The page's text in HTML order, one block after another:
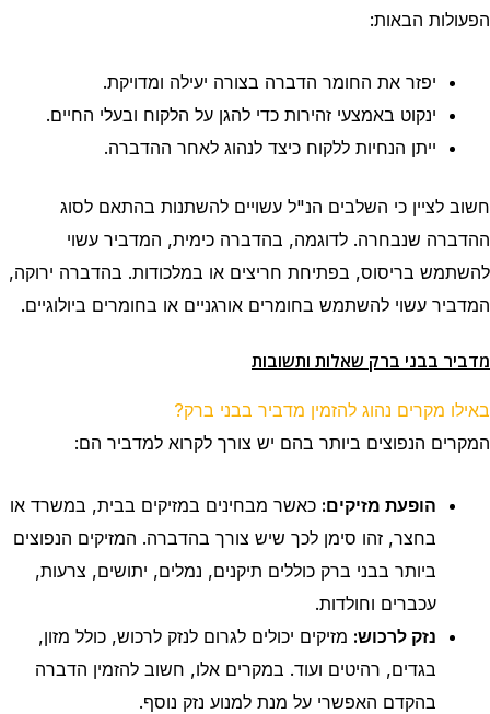
הפעולות הבאות:
יפזר את החומר הדברה בצורה יעילה ומדויקת.
ינקוט באמצעי זהירות כדי להגן על הלקוח ובעלי החיים.
ייתן הנחיות ללקוח כיצד לנהוג לאחר ההדברה.
חשוב לציין כי השלבים הנ"ל עשויים להשתנות בהתאם לסוג
ההדברה שנבחרה. לדוגמה, בהדברה כימית, המדביר עשוי
להשתמש בריסוס, בפתיחת חריצים או במלכודות. בהדברה ירוקה,
המדביר עשוי להשתמש בחומרים אורגניים או בחומרים ביולוגיים.
מדביר בבני ברק שאלות ותשובות
באילו מקרים נהוג להזמין מדביר בבני ברק?
המקרים הנפוצים ביותר בהם יש צורך לקרוא למדביר הם:
הופעת מזיקים: כאשר מבחינים במזיקים בבית, במשרד או
בחצר, זהו סימן לכך שיש צורך בהדברה. המזיקים הנפוצים
ביותר בבני ברק כוללים תיקנים, נמלים, יתושים, צרעות,
עכברים וחולדות.
נזק לרכוש: מזיקים יכולים לגרום לנזק לרכוש, כולל מזון,
בגדים, רהיטים ועוד. במקרים אלו, חשוב להזמין הדברה
בהקדם האפשרי על מנת למנוע נזק נוסף.